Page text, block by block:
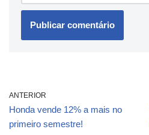
ANTERIOR
Honda vende 12% a mais no
primeiro semestre!